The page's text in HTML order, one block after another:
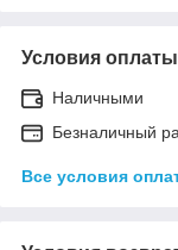
Условия оплаты
Наличными
Безналичный
Все условия